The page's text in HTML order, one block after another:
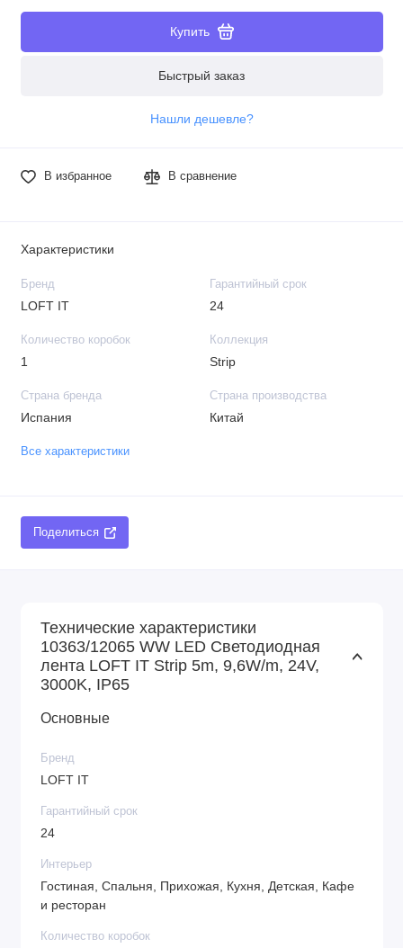
Купить
Быстрый заказ
Нашли дешевле?
В избранное В сравнение
Характеристики
Бренд
LOFT IT
Гарантийный срок
24
Количество коробок
1
Коллекция
Strip
Страна бренда
Испания
Страна производства
Китай
Все характеристики
Поделиться
Технические характеристики
10363/12065 WW LED Светодиодная
лента LOFT IT Strip 5m, 9,6W/m, 24V,
3000K, IP65
Основные
Бренд
LOFT IT
Гарантийный срок
24
Интерьер
Гостиная, Спальня, Прихожая, Кухня, Детская, Кафе
и ресторан
Количество коробок